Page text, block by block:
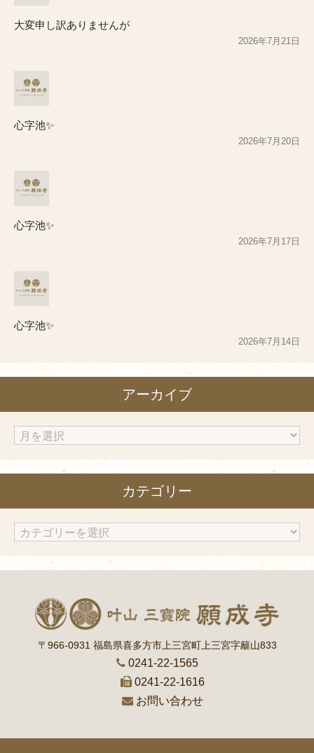
大変申し訳ありませんが
2026年7月21日
心字池✨
2026年7月20日
心字池✨
2026年7月17日
心字池✨
2026年7月14日
アーカイブ
ア
カ
ブ
カテゴリー
カ
ゴ
〒966-0931 福島県喜多方市上三宮町上三宮字籬山833
0241-22-1565
0241-22-1616
お問い合わせ